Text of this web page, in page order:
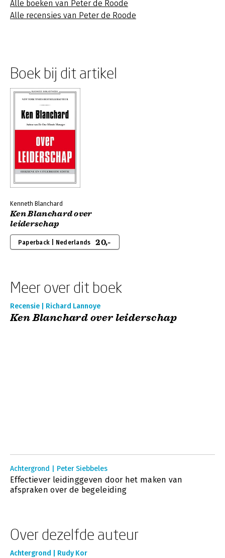
Alle boeken van Peter de Roode
Alle recensies van Peter de Roode
Boek bij dit artikel
Kenneth Blanchard
Ken Blanchard over
leiderschap
Paperback | Nederlands 20,-
Meer over dit boek
Recensie | Richard Lannoye
Ken Blanchard over leiderschap
Achtergrond | Peter Siebbeles
Effectiever leidinggeven door het maken van
afspraken over de begeleiding
Over dezelfde auteur
Achtergrond | Rudy Kor